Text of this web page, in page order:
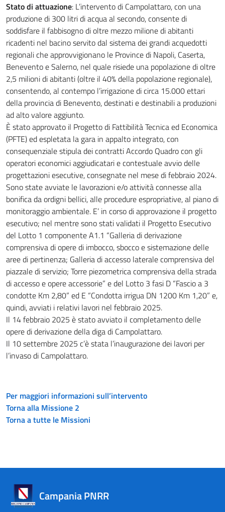
Stato di attuazione: L’intervento di Campolattaro, con una
produzione di 300 litri di acqua al secondo, consente di
soddisfare il fabbisogno di oltre mezzo milione di abitanti
ricadenti nel bacino servito dal sistema dei grandi acquedotti
regionali che approvvigionano le Province di Napoli, Caserta,
Benevento e Salerno, nel quale risiede una popolazione di oltre
2,5 milioni di abitanti (oltre il 40% della popolazione regionale),
consentendo, al contempo l’irrigazione di circa 15.000 ettari
della provincia di Benevento, destinati e destinabili a produzioni
ad alto valore aggiunto.
È stato approvato il Progetto di Fattibilità Tecnica ed Economica
(PFTE) ed espletata la gara in appalto integrato, con
consequenziale stipula dei contratti Accordo Quadro con gli
operatori economici aggiudicatari e contestuale avvio delle
progettazioni esecutive, consegnate nel mese di febbraio 2024.
Sono state avviate le lavorazioni e/o attività connesse alla
bonifica da ordigni bellici, alle procedure espropriative, al piano di
monitoraggio ambientale. E’ in corso di approvazione il progetto
esecutivo; nel mentre sono stati validati il Progetto Esecutivo
del Lotto 1 componente A1.1 “Galleria di derivazione
comprensiva di opere di imbocco, sbocco e sistemazione delle
aree di pertinenza; Galleria di accesso laterale comprensiva del
piazzale di servizio; Torre piezometrica comprensiva della strada
di accesso e opere accessorie” e del Lotto 3 fasi D “Fascio a 3
condotte Km 2,80” ed E “Condotta irrigua DN 1200 Km 1,20” e,
quindi, avviati i relativi lavori nel febbraio 2025.
Il 14 febbraio 2025 è stato avviato il completamento delle
opere di derivazione della diga di Campolattaro.
Il 10 settembre 2025 c’è stata l’inaugurazione dei lavori per
l’invaso di Campolattaro.
Per maggiori informazioni sull’intervento
Torna alla Missione 2
Torna a tutte le Missioni
Campania PNRR